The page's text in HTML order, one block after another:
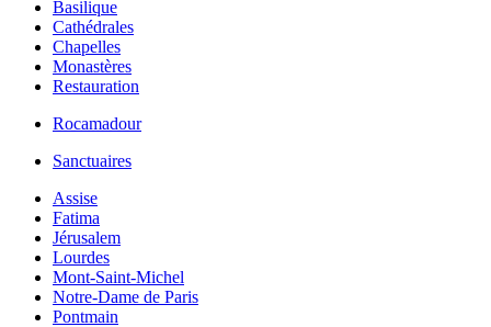
Basilique
Cathédrales
Chapelles
Monastères
Restauration
Rocamadour
Sanctuaires
Assise
Fatima
Jérusalem
Lourdes
Mont-Saint-Michel
Notre-Dame de Paris
Pontmain